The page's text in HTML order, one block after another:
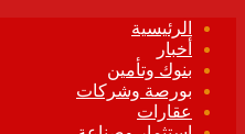
الرئيسية
أخبار
بنوك وتأمين
بورصة وشركات
عقارات